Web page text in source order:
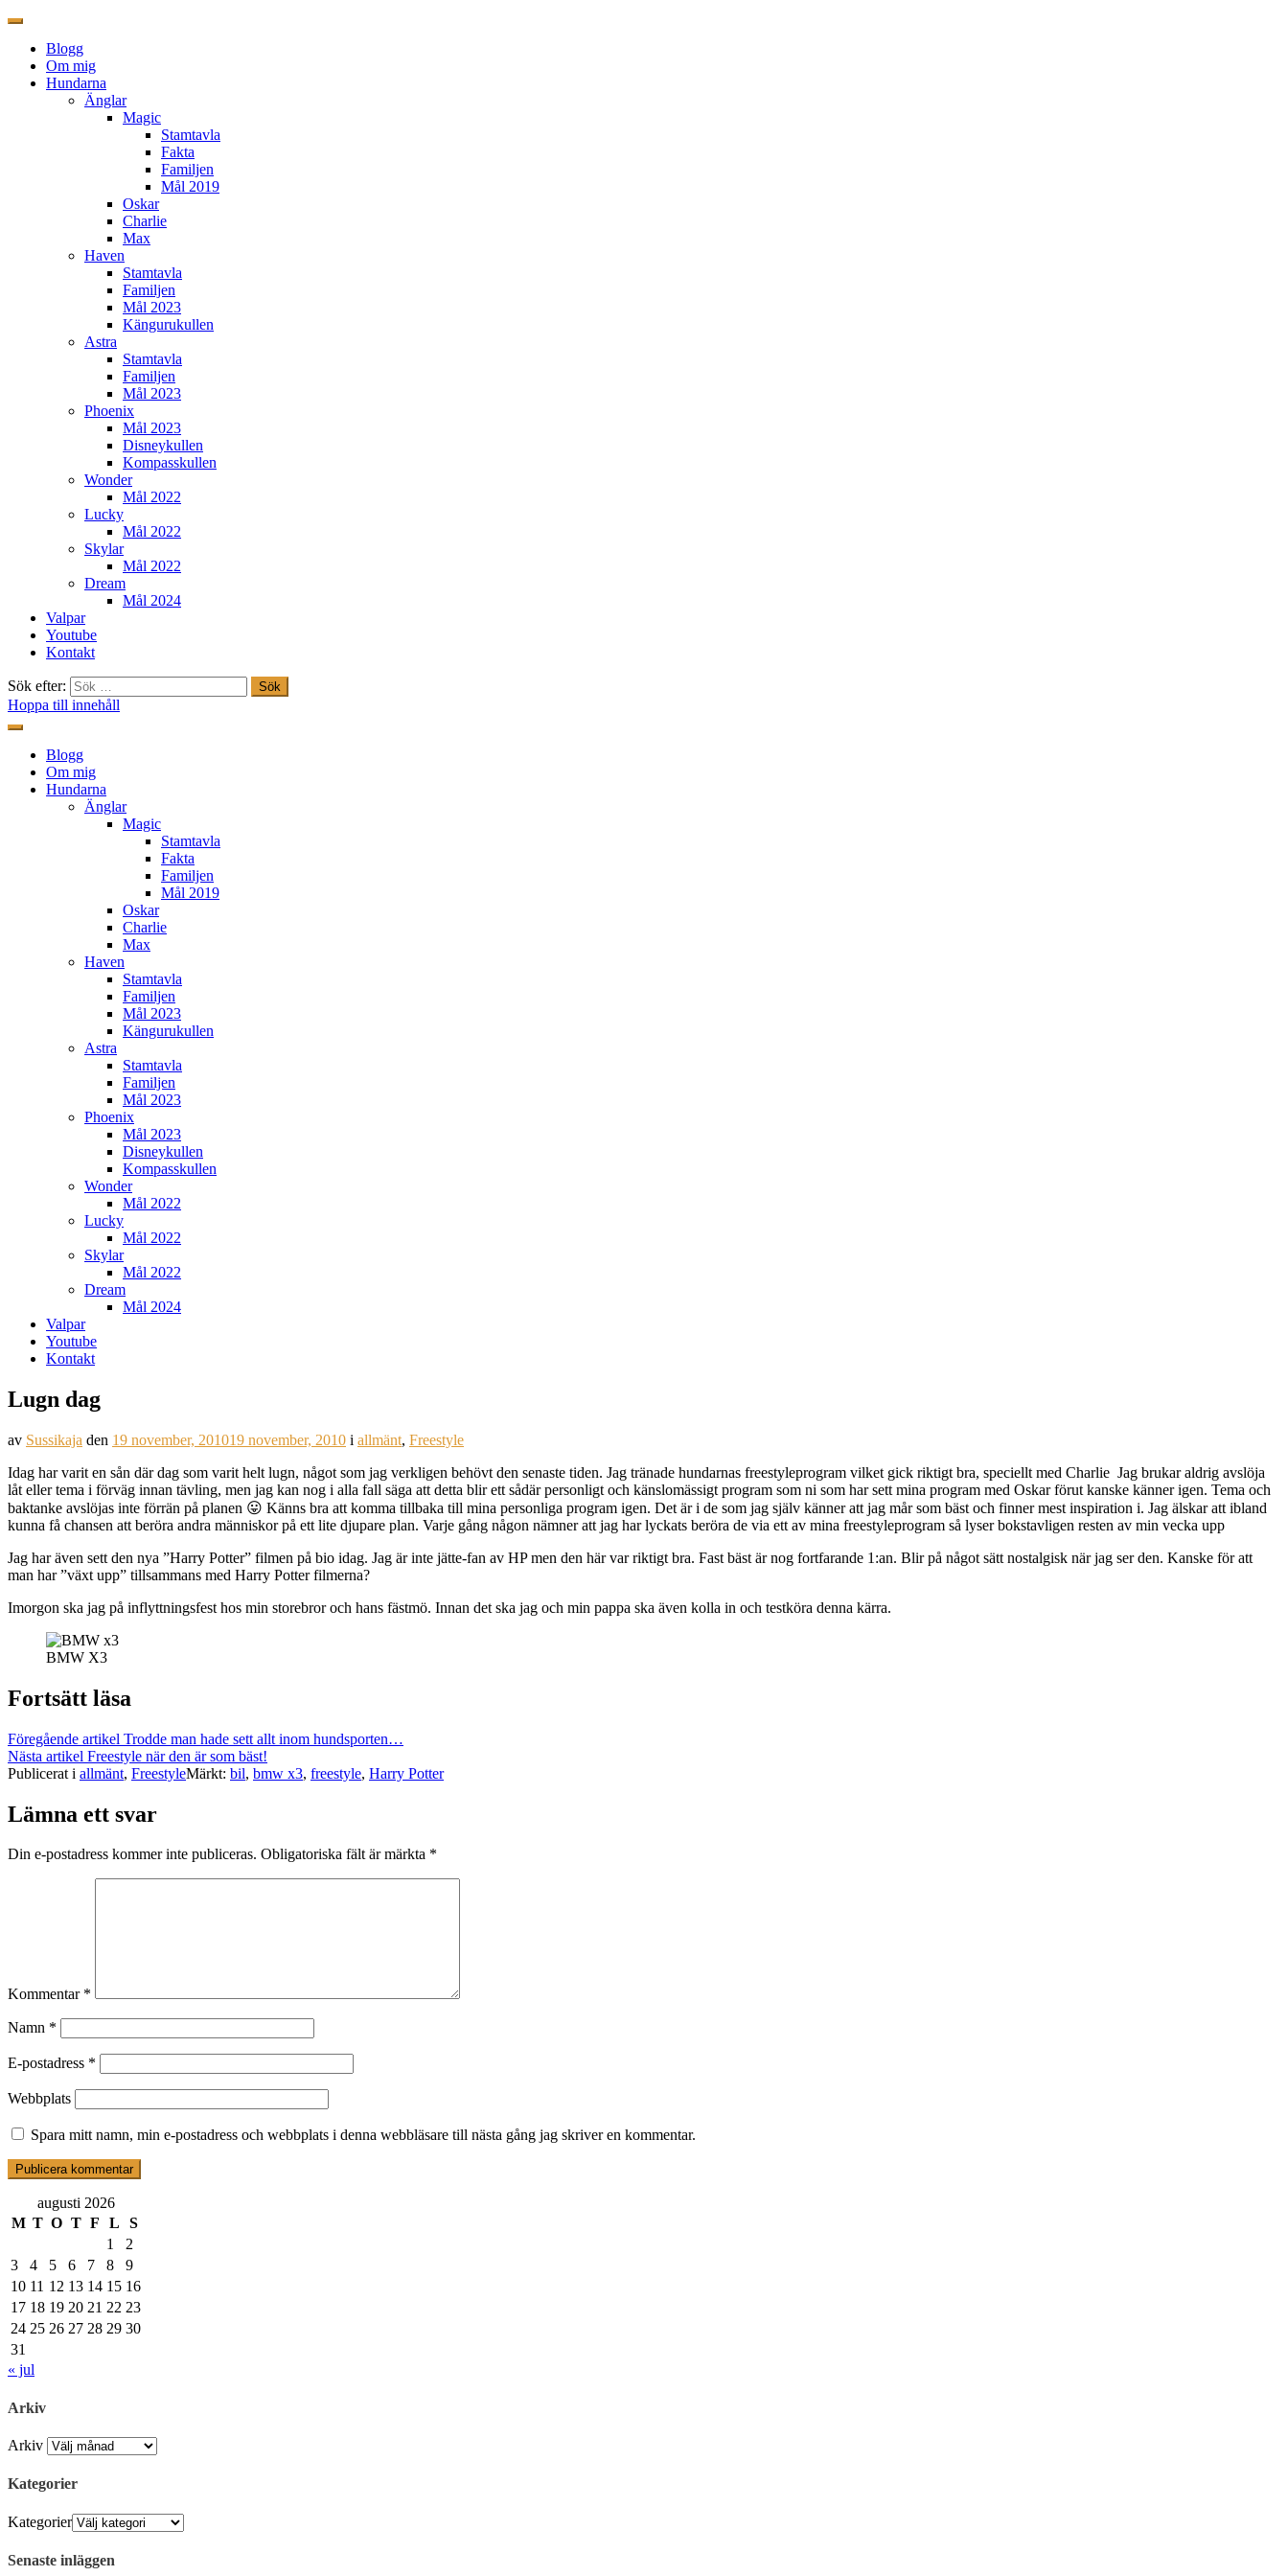
Blogg
Om mig
Hundarna
Änglar
Magic
Stamtavla
Fakta
Familjen
Mål 2019
Oskar
Charlie
Max
Haven
Stamtavla
Familjen
Mål 2023
Kängurukullen
Astra
Stamtavla
Familjen
Mål 2023
Phoenix
Mål 2023
Disneykullen
Kompasskullen
Wonder
Mål 2022
Lucky
Mål 2022
Skylar
Mål 2022
Dream
Mål 2024
Valpar
Youtube
Kontakt
Sök efter:
Hoppa till innehåll
Freestylehundar.se
Blogg
Om mig
Hundarna
Änglar
Magic
Stamtavla
Fakta
Familjen
Mål 2019
Oskar
Charlie
Max
Haven
Stamtavla
Familjen
Mål 2023
Kängurukullen
Astra
Stamtavla
Familjen
Mål 2023
Phoenix
Mål 2023
Disneykullen
Kompasskullen
Wonder
Mål 2022
Lucky
Mål 2022
Skylar
Mål 2022
Dream
Mål 2024
Valpar
Youtube
Kontakt
Lugn dag
av Sussikaja den 19 november, 201019 november, 2010 i allmänt, Freestyle
Idag har varit en sån där dag som varit helt lugn, något som jag verkligen behövt den senaste tiden. Jag tränade hundarnas freestyleprogram vilket gick riktigt bra, speciellt med Charlie Jag brukar aldrig avslöja
låt eller tema i förväg innan tävling, men jag kan nog i alla fall säga att detta blir ett sådär personligt och känslomässigt program som ni som har sett mina program med Oskar förut kanske känner igen. Tema och
baktanke avslöjas inte förrän på planen 😛 Känns bra att komma tillbaka till mina personliga program igen. Det är i de som jag själv känner att jag mår som bäst och finner mest inspiration i. Jag älskar att ibland
kunna få chansen att beröra andra människor på ett lite djupare plan. Varje gång någon nämner att jag har lyckats beröra de via ett av mina freestyleprogram så lyser bokstavligen resten av min vecka upp
Jag har även sett den nya ”Harry Potter” filmen på bio idag. Jag är inte jätte-fan av HP men den här var riktigt bra. Fast bäst är nog fortfarande 1:an. Blir på något sätt nostalgisk när jag ser den. Kanske för att
man har ”växt upp” tillsammans med Harry Potter filmerna?
Imorgon ska jag på inflyttningsfest hos min storebror och hans fästmö. Innan det ska jag och min pappa ska även kolla in och testköra denna kärra.
BMW X3
Fortsätt läsa
Föregående artikel Trodde man hade sett allt inom hundsporten…
Nästa artikel Freestyle när den är som bäst!
Publicerat i allmänt, FreestyleMärkt: bil, bmw x3, freestyle, Harry Potter
Lämna ett svar
Din e-postadress kommer inte publiceras. Obligatoriska fält är märkta *
Kommentar *
Namn *
E-postadress *
Webbplats
Spara mitt namn, min e-postadress och webbplats i denna webbläsare till nästa gång jag skriver en kommentar.
augusti 2026
M T O T F L
S
1
2
3
4 5 6 7 8
9
10 11 12 13 14 15 16
17 18 19 20 21 22 23
24 25 26 27 28 29 30
31
« jul
Arkiv
Arkiv
Kategorier
Kategorier
Senaste inläggen